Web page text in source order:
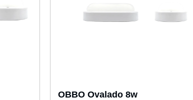
OBBO Ovalado 8w